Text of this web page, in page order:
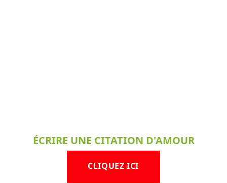
ÉCRIRE UNE CITATION D'AMOUR
CLIQUEZ ICI